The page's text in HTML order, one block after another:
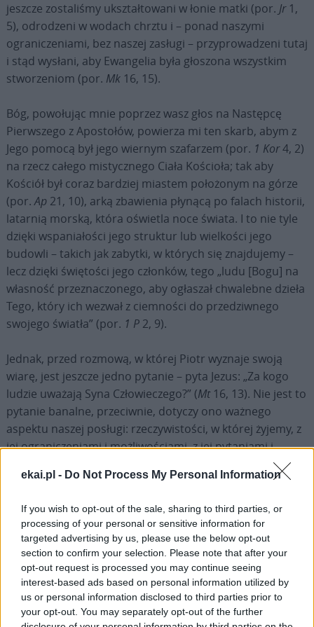
ekai.pl - Do Not Process My Personal Information
If you wish to opt-out of the sale, sharing to third parties, or
processing of your personal or sensitive information for
targeted advertising by us, please use the below opt-out
section to confirm your selection. Please note that after your
opt-out request is processed you may continue seeing
interest-based ads based on personal information utilized by
us or personal information disclosed to third parties prior to
your opt-out. You may separately opt-out of the further
jeszcze zostaliśmy ukształtowani w łonie matki (por. Jr1,
5), odrodzeni w wodach chrztu i – ponad naszymi
ograniczeniami, bez naszej zasługi – przyprowadzeni tutaj
i stąd wysłani, aby Ewangelia była głoszona wszystkim
stworzeniom (por. Mk16, 15).
Bóg, powołując mnie poprzez wasz głos na Następcę
Pierwszego z Apostołów, powierza mi ten skarb, abym z
Jego pomocą był jego wiernym szafarzem (por. 1 Kor4, 2)
na rzecz całego mistycznego Ciała Kościoła; tak aby
Kościół był coraz bardziej miastem położonym na górze
(por.Ap 21, 10), arką zbawienia płynącą po falach historii,
latarnią morską, która oświetla noce świata. I to nie tyle
dzięki wspaniałości jego struktur lub wielkości jego
budowli – takich jak zabytki, w których się znajdujemy –
lecz dzięki świętości jego członków, tego „ludu [Bogu] na
własność przeznaczonego, aby ogłaszał chwalebne dzieła
Tego, który ich wezwał z ciemności do przedziwnego
swojego światła” (por. 1 P2, 9).
Jednak, przed rozmową, w której Piotr wyznaje swoją
wiarę, jest jeszcze jedno pytanie – pyta Jezus: „Za kogo
ludzie uważają Syna Człowieczego?” (Mt16, 13). Nie jest to
pytanie banalne, przeciwnie, dotyczy ono ważnego
aspektu naszej posługi: rzeczywistości, w której żyjemy, z
jej ograniczeniami i możliwościami, z jej pytaniami i
Myśląc o scenie, nad którą się zastanawiamy, możemy
znaleźć dwie możliwe odpowiedzi na to pytanie, które
wyznaczają odpowiednio dwie różne postawy.
Przed wszystkim jest odpowiedź świata. Mateusz
podkreśla, że rozmowa pomiędzy Jezusem a Jego
uczniami na temat Jego tożsamości odbywa się w